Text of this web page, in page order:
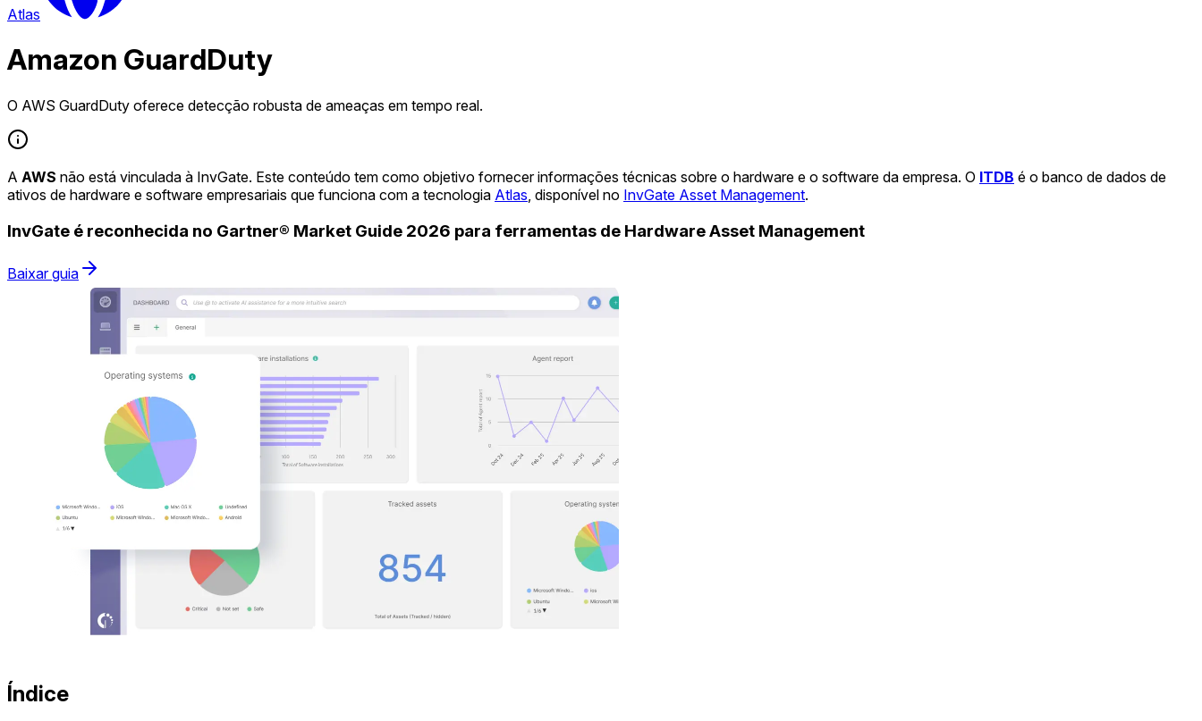
Atlas
Amazon GuardDuty
O AWS GuardDuty oferece detecção robusta de ameaças em tempo real.
A AWS não está vinculada à InvGate. Este conteúdo tem como objetivo fornecer informações técnicas sobre o hardware e o software da empresa. O ITDB é o banco de dados de
ativos de hardware e software empresariais que funciona com a tecnologia Atlas , disponível no InvGate Asset Management.
InvGate é reconhecida no Gartner® Market Guide 2026 para ferramentas de Hardware Asset Management
Baixar guia
Índice